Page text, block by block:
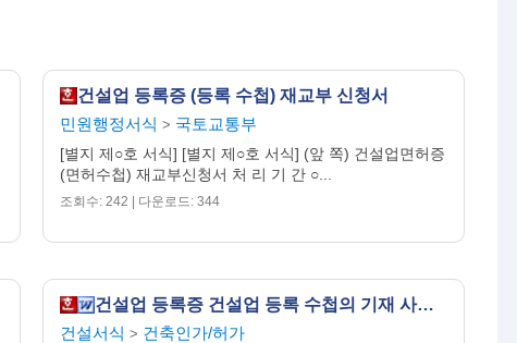
건설업 등록증 (등록 수첩) 재교부 신청서
민원행정서식 > 국토교통부
[별지 제○호 서식] [별지 제○호 서식] (앞 쪽) 건설업면허증
(면허수첩) 재교부신청서 처 리 기 간 ○...
조회수: 242 | 다운로드: 344
건설업 등록증 건설업 등록 수첩의 기재 사항 변경 신청서
건설서식 > 건축인가/허가